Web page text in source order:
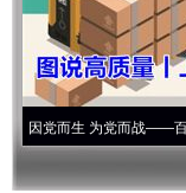
为党而战——百年“纪”事⑧